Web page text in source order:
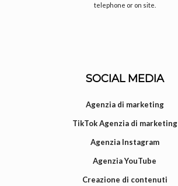
telephone or on site.
SOCIAL MEDIA
Agenzia di marketing
TikTok Agenzia di marketing
Agenzia Instagram
Agenzia YouTube
Creazione di contenuti